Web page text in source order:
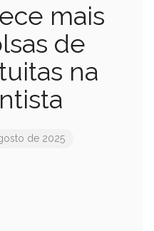
mais
de
na
de 2025